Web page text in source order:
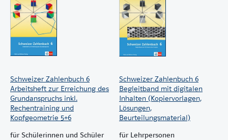
Schweizer Zahlenbuch 6
Arbeitsheft zur Erreichung des
Grundanspruchs inkl.
Rechentraining und
Kopfgeometrie 5+6
für Schülerinnen und Schüler
Schweizer Zahlenbuch 6
Begleitband mit digitalen
Inhalten (Kopiervorlagen,
Lösungen,
Beurteilungsmaterial)
für Lehrpersonen